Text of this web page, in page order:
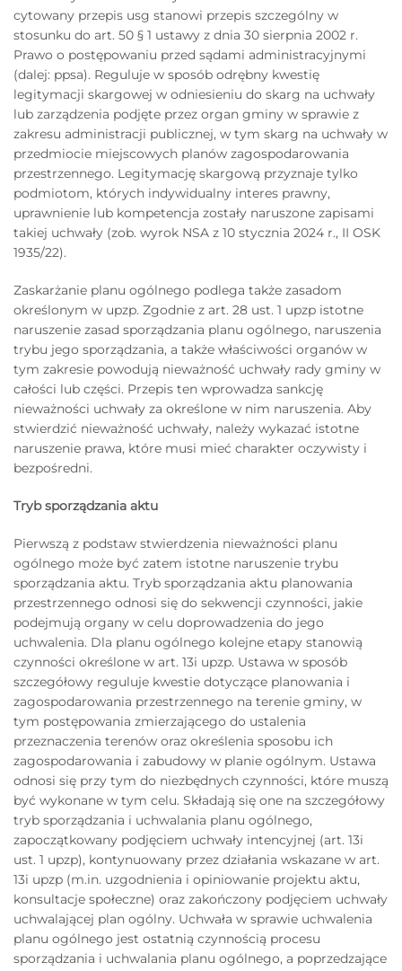
cytowany przepis usg stanowi przepis szczególny w
stosunku do art. 50 § 1 ustawy z dnia 30 sierpnia 2002 r.
Prawo o postępowaniu przed sądami administracyjnymi
(dalej: ppsa). Reguluje w sposób odrębny kwestię
legitymacji skargowej w odniesieniu do skarg na uchwały
lub zarządzenia podjęte przez organ gminy w sprawie z
zakresu administracji publicznej, w tym skarg na uchwały w
przedmiocie miejscowych planów zagospodarowania
przestrzennego. Legitymację skargową przyznaje tylko
podmiotom, których indywidualny interes prawny,
uprawnienie lub kompetencja zostały naruszone zapisami
takiej uchwały (zob. wyrok NSA z 10 stycznia 2024 r., II OSK
1935/22).
Zaskarżanie planu ogólnego podlega także zasadom
określonym w upzp. Zgodnie z art. 28 ust. 1 upzp istotne
naruszenie zasad sporządzania planu ogólnego, naruszenia
trybu jego sporządzania, a także właściwości organów w
tym zakresie powodują nieważność uchwały rady gminy w
całości lub części. Przepis ten wprowadza sankcję
nieważności uchwały za określone w nim naruszenia. Aby
stwierdzić nieważność uchwały, należy wykazać istotne
naruszenie prawa, które musi mieć charakter oczywisty i
bezpośredni.
Tryb sporządzania aktu
Pierwszą z podstaw stwierdzenia nieważności planu
ogólnego może być zatem istotne naruszenie trybu
sporządzania aktu. Tryb sporządzania aktu planowania
przestrzennego odnosi się do sekwencji czynności, jakie
podejmują organy w celu doprowadzenia do jego
uchwalenia. Dla planu ogólnego kolejne etapy stanowią
czynności określone w art. 13i upzp. Ustawa w sposób
szczegółowy reguluje kwestie dotyczące planowania i
zagospodarowania przestrzennego na terenie gminy, w
tym postępowania zmierzającego do ustalenia
przeznaczenia terenów oraz określenia sposobu ich
zagospodarowania i zabudowy w planie ogólnym. Ustawa
odnosi się przy tym do niezbędnych czynności, które muszą
być wykonane w tym celu. Składają się one na szczegółowy
tryb sporządzania i uchwalania planu ogólnego,
zapoczątkowany podjęciem uchwały intencyjnej (art. 13i
ust. 1 upzp), kontynuowany przez działania wskazane w art.
13i upzp (m.in. uzgodnienia i opiniowanie projektu aktu,
konsultacje społeczne) oraz zakończony podjęciem uchwały
uchwalającej plan ogólny. Uchwała w sprawie uchwalenia
planu ogólnego jest ostatnią czynnością procesu
sporządzania i uchwalania planu ogólnego, a poprzedzające